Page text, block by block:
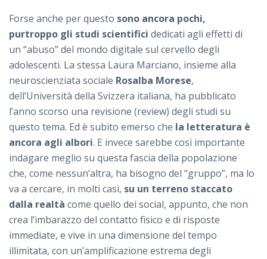
Forse anche per questo sono ancora pochi,
purtroppo gli studi scientifici dedicati agli effetti di
un “abuso” del mondo digitale sul cervello degli
adolescenti. La stessa Laura Marciano, insieme alla
neuroscienziata sociale Rosalba Morese,
dell’Università della Svizzera italiana, ha pubblicato
l’anno scorso una revisione (review) degli studi su
questo tema. Ed è subito emerso che la letteratura è
ancora agli albori. E invece sarebbe così importante
indagare meglio su questa fascia della popolazione
che, come nessun’altra, ha bisogno del “gruppo”, ma lo
va a cercare, in molti casi, su un terreno staccato
dalla realtà come quello dei social, appunto, che non
crea l’imbarazzo del contatto fisico e di risposte
immediate, e vive in una dimensione del tempo
illimitata, con un’amplificazione estrema degli